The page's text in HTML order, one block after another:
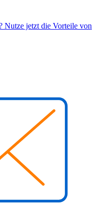
jetzt die Vorteile von